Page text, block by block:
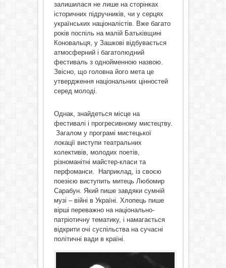
залишилася не лише на сторінках
історичних підручників, чи у серцях
українських націоналістів. Вже багато
років поспіль на малій Батьківщині
Коновальця, у Зашкові відбувається
атмосферний і багатолюдний
фестиваль з однойменною назвою.
Звісно, що головна його мета це
утвердження національних цінностей
серед молоді.
Однак, знайдеться місце на
фестивалі і прогресивному мистецтву.
Загалом у програмі мистецької
локації виступи театральних
колективів, молодих поетів,
різноманітні майстер-класи та
перфоманси. Наприклад, із своєю
поезією виступить митець Любомир
Сарабун. Який пише завдяки сумній
музі – війні в Україні. Хлопець пише
вірші переважно на національно-
патріотичну тематику, і намагається
відкрити очі суспільства на сучасні
політичні вади в країні.